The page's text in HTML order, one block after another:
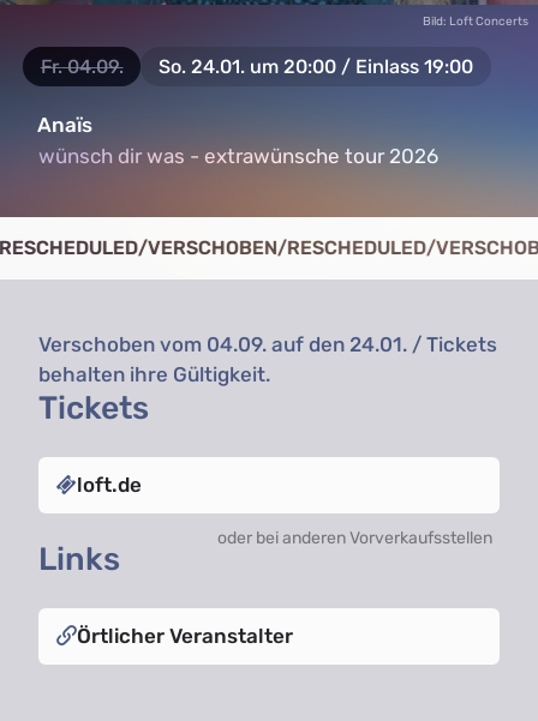
Fr.04.09. So. 24.01. um 20:00 / Einlass 19:00
Anaïs
wünsch dir was - extrawünsche tour 2026
wünsch dir was - extrawünsche tour 2026
/VERSCHOBEN/RESCHEDULED/
Bild: Loft Concerts
Verschoben vom 04.09. auf den 24.01. / Tickets
behalten ihre Gültigkeit.
Tickets
loft.de
oder bei anderen Vorverkaufsstellen
Links
Örtlicher Veranstalter